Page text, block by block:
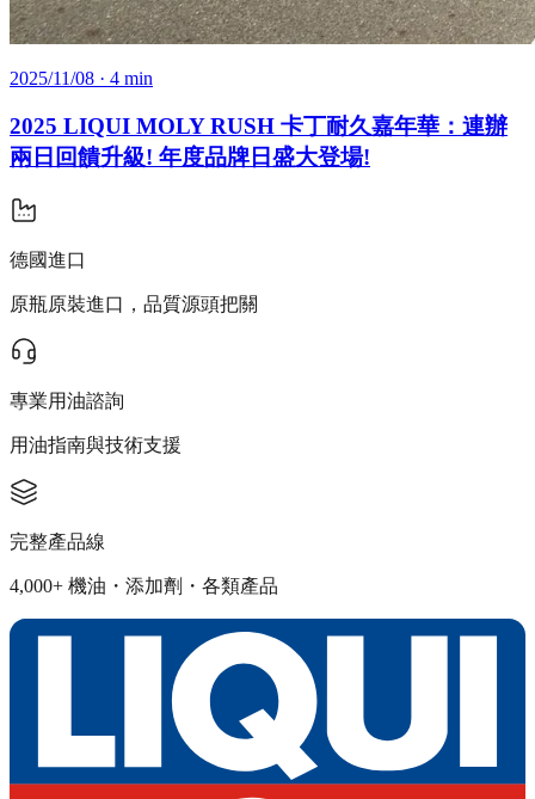
2025/11/08 · 4 min
2025 LIQUI MOLY RUSH 卡丁耐久嘉年華：連辦
兩日回饋升級! 年度品牌日盛大登場!
德國進口
原瓶原裝進口，品質源頭把關
專業用油諮詢
用油指南與技術支援
完整產品線
4,000+ 機油・添加劑・各類產品